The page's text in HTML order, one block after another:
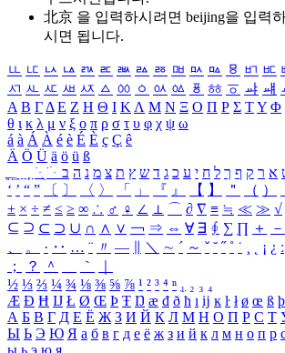
北京 을 입력하시려면 beijing을 입력
시면 됩니다.
ㅥ ㅦ ㅧ ㅨ ㅩ ㅪ ㅫ ㅬ ㅭ ㅮ ㅯ ㅰ ㅱ ㅲ ㅳ
ㅺ ㅻ ㅼ ㅽ ㅾ ㅿ ㆀ ㆁ ㆂ ㆃ ㆄ ㆅ ㆆ ㆇ ㆈ
Α Β ΓΔ Ε Ζ Η Θ Ι ΚΛ Μ Ν Ξ Ο Π Ρ Σ ΤΥ Φ
θ ι κ λ μ ν ξ ο π ρ σ τ υ φ χ ψ ω
á à Á À é è É È ç Ç ê
Ä Ö Ü ä ö ü ß
ִֶֹ ֻּ ׁׂ א ר ק ף ך ל ח י ע כ ג ד ש ץ ת צ מ נ ה ב
‘ ’ “ ” 〔 〕 〈 〉 「 」 『 』 【 】 ＂ （ ）
± × ÷ ≠ ≤ ≥ ∞ ∴ ♂ ♀ ∠ ⊥ ⌒ ∂ ∇ ≡ ≒ ≪ ≫ √
⊆ ⊇ ⊂ ⊃ ∪ ∩ ∧ ∨ ￢ ⇒ ⇔ ∀ ∃ ∮ ∑ ∏ ＋ －
、
。 · ‥ … ¨ 〃 ― ＼ ∼ ´ ～ ˇ ˘ ˝ ˚ ˙ ¸ ¡ ¿ ː
；
？ ＾ ｀
½ ⅓ ⅔ ¼ ¾ ⅛ ⅜ ⅝ ⅞ ¹ ² ³ ⁴ ⁿ ₁ ₂ ₃ ₄
Æ Ð Ħ Ĳ Ł Ø Œ Þ Ŧ Ŋ æ đ ð ħ ı ĳ ĸ ŀ ł ø œ ß þ
А Б В Г Д Е Ё Ж З И Й К Л М Н О П Р С Т
Ы Ь Э Ю Я а б в г д е ё ж з и й к л м н о п р